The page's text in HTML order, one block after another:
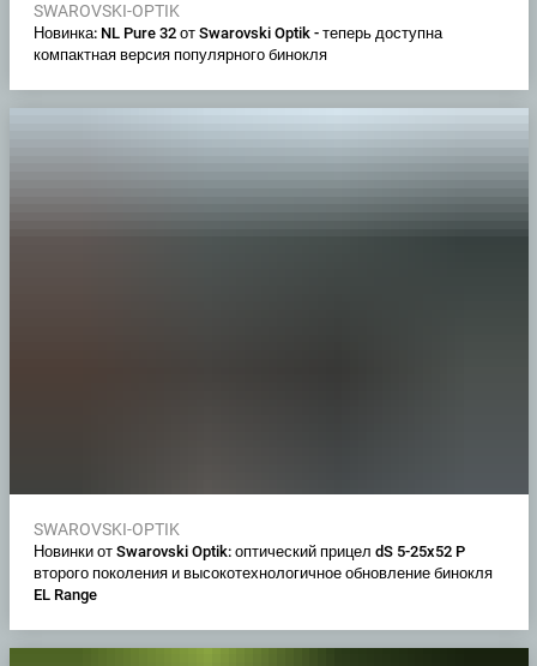
SWAROVSKI-OPTIK
Новинка: NL Pure 32 от Swarovski Optik - теперь доступна
компактная версия популярного бинокля
SWAROVSKI-OPTIK
Новинки от Swarovski Optik: оптический прицел dS 5-25x52 P
второго поколения и высокотехнологичное обновление бинокля
EL Range